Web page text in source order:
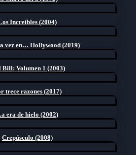
Increíbles (2004)
vez en… Hollywood (2019)
Volumen 1 (2003)
trece razones (2017)
era de hielo (2002)
Crepúsculo (2008)